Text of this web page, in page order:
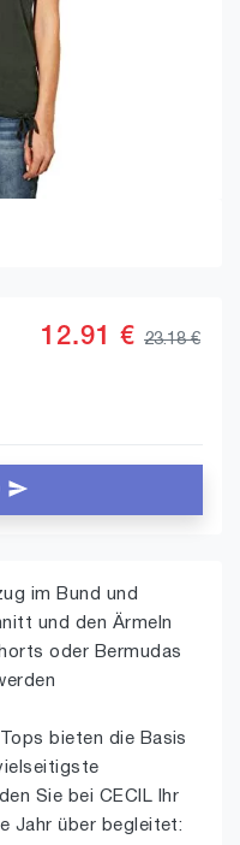
12.91 € 23.18 €
im Bund und
und den Ärmeln
oder Bermudas
bieten die Basis
Sie bei CECIL Ihr
Jahr über begleitet: